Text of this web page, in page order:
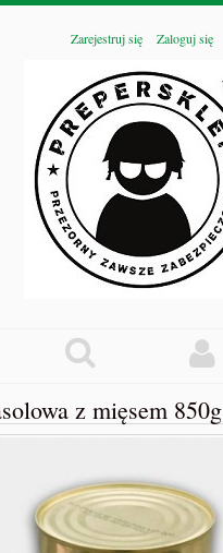
Zarejestruj się Zaloguj się
z mięsem 850g